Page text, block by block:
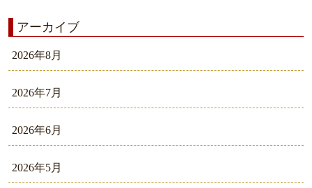
アーカイブ
2026年8月
2026年7月
2026年6月
2026年5月